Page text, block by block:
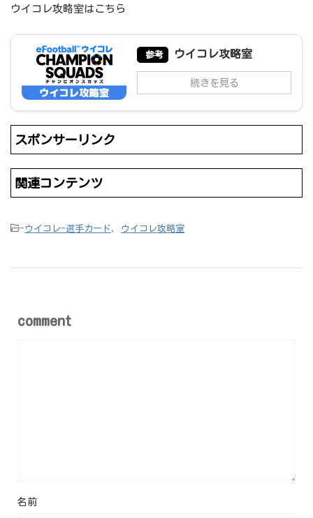
ウイコレ攻略室はこちら
参考 ウイコレ攻略室
続きを見る
スポンサーリンク
関連コンテンツ
-ウイコレ-選手カード , ウイコレ攻略室
comment
名前